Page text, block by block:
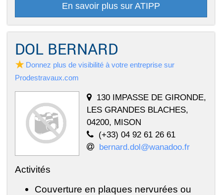
En savoir plus sur ATIPP
DOL BERNARD
Donnez plus de visibilité à votre entreprise sur
Prodestravaux.com
130 IMPASSE DE GIRONDE,
LES GRANDES BLACHES,
04200, MISON
(+33) 04 92 61 26 61
bernard.dol@wanadoo.fr
Activités
Couverture en plaques nervurées ou